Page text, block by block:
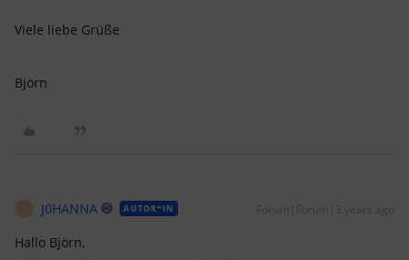
Viele liebe Grüße
Björn
J0HANNA AUTOR*IN Forum|Forum|3 years ago
Hallo Björn,